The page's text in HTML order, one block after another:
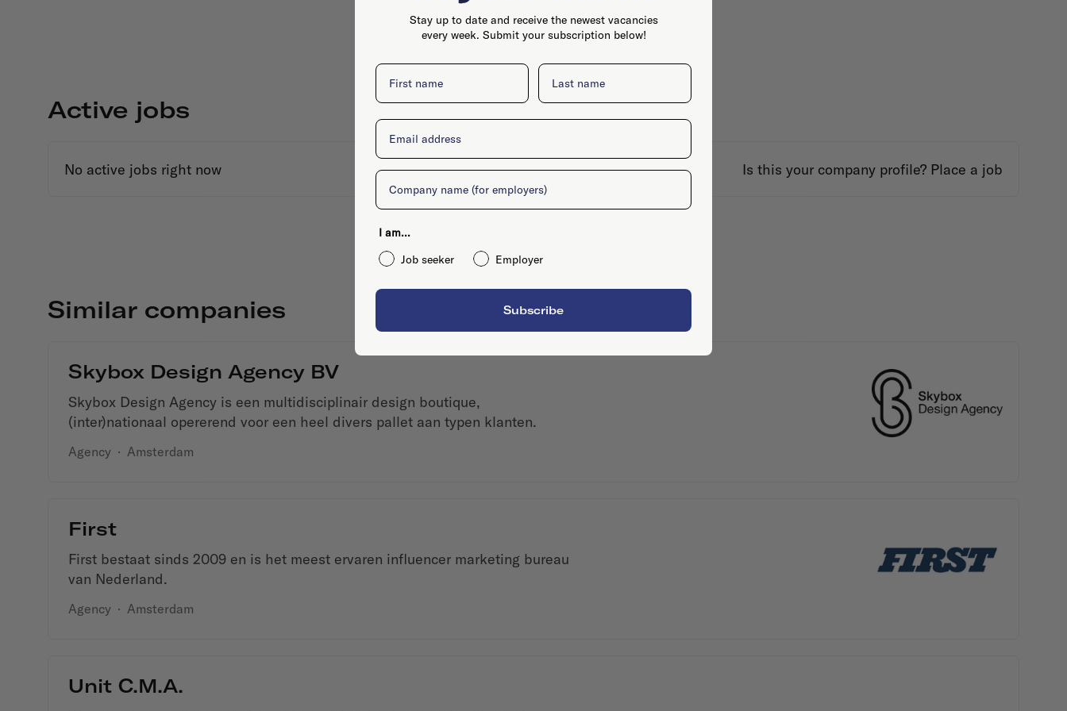
Active jobs
No active jobs right now Is this your company profile? Place a job
Similar companies
Skybox Design Agency BV
Skybox Design Agency is een multidisciplinair design boutique,
(inter)nationaal opererend voor een heel divers pallet aan typen klanten.
Agency · Amsterdam
First
First bestaat sinds 2009 en is het meest ervaren influencer marketing bureau
van Nederland.
Agency · Amsterdam
Unit C.m.a.
Stay up to date and receive the newest vacancies
every week. Submit your subscription below!
First name Last name
Email
Company
I am...
Job seeker
Employer
Subscribe